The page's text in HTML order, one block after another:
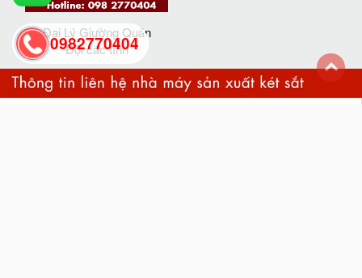
Đại Lý Giường Quân
Đội các tỉnh
0982770404
back